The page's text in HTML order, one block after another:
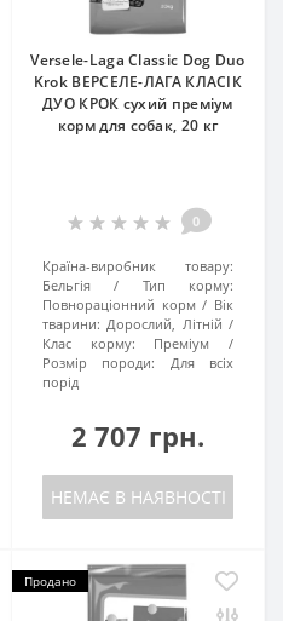
Versele-Laga Classic Dog Duo
Krok ВЕРСЕЛЕ-ЛАГА КЛАСІК
ДУО КРОК сухий преміум
корм для собак, 20 кг
0
Країна-виробник товару:
Бельгія
Тип корму:
Повнораціонний корм
Вік
тварини: Дорослий, Літній
Клас корму:
Преміум
Розмір породи:
Для всіх
порід
2 707 грн.
НЕМАЄ В НАЯВНОСТІ
Продано